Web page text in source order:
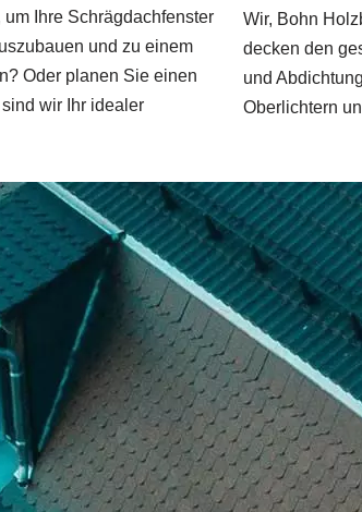
Ihre Schrägdachfenster
und zu einem
Oder planen Sie einen
wir Ihr idealer
Wir, Bohn
decken den
und
Oberlichtern